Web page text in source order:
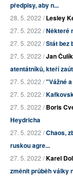
předpisy, aby n...
28. 5. 2022 /Lesley
27. 5. 2022 /Některé
27. 5. 2022 /Stát bez
27. 5. 2022 /Jan Čulík
atentátníků, kteří
27. 5. 2022 /"Vážné
27. 5. 2022 /
27. 5. 2022 /Boris
Heydricha
27. 5. 2022 /Chaos,
ruskou agre...
27. 5. 2022 /Karel
změnit průběh války